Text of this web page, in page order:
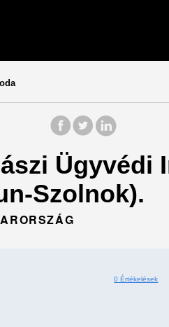
Ügyvédi
Szolnok).
0 Értékelések